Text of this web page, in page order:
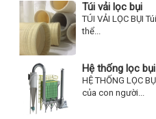
Túi vải lọc bụi
TÚI VẢI LỌC BỤI
thể...
Hệ thống lọc bụi
HỆ THỐNG LỌC
của con người...